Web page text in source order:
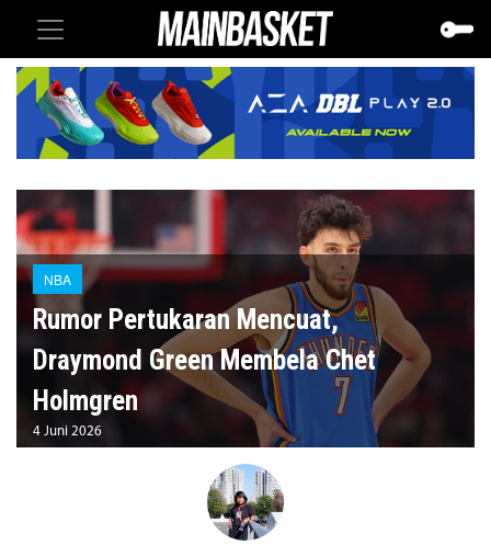
NBA
Rumor Pertukaran Mencuat,
Draymond Green Membela Chet
Holmgren
4 Juni 2026